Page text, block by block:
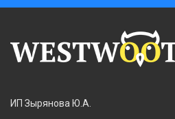
ИП Зырянова Ю.А.